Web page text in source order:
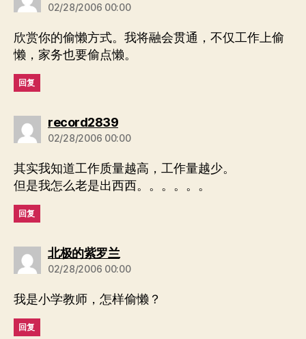
02/28/2006 00:00
欣赏你的偷懒方式。我将融会贯通，不仅工作上偷
懒，家务也要偷点懒。
回复
record2839说：
02/28/2006 00:00
其实我知道工作质量越高，工作量越少。
但是我怎么老是出西西。。。。。。
回复
北极的紫罗兰说：
02/28/2006 00:00
我是小学教师，怎样偷懒？
回复